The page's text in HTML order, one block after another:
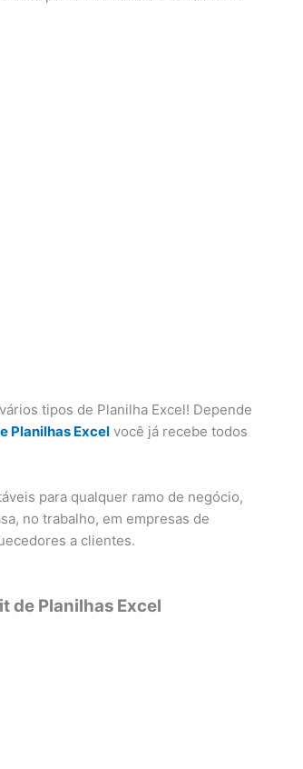
tipos de Planilha Excel! Depende
Planilhas Excel você já recebe todos
para qualquer ramo de negócio,
no trabalho, em empresas de
a clientes.
de Planilhas Excel